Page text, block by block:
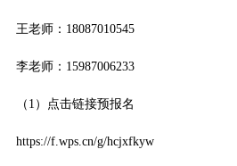
王老师：18087010545
李老师：15987006233
（1）点击链接预报名
https://f.wps.cn/g/hcjxfkyw